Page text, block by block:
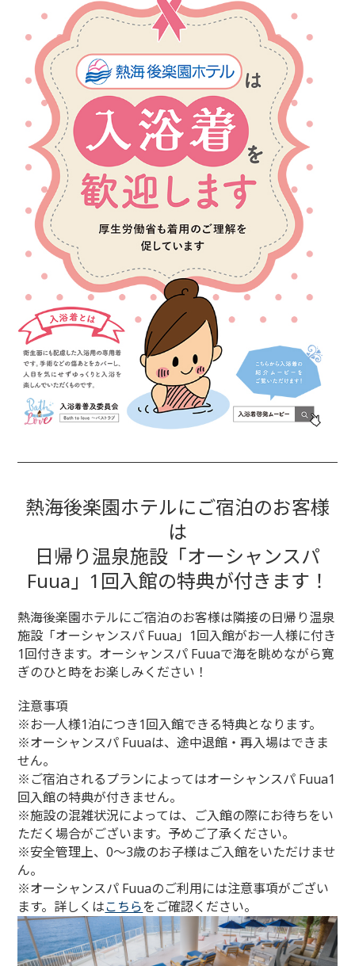
熱海後楽園ホテルにご宿泊のお客様
は
日帰り温泉施設「オーシャンスパ
Fuua」1回入館の特典が付きます！
熱海後楽園ホテルにご宿泊のお客様は隣接の日帰り温泉
施設「オーシャンスパ Fuua」1回入館がお一人様に付き
1回付きます。オーシャンスパ Fuuaで海を眺めながら寛
ぎのひと時をお楽しみください！
注意事項
※お一人様1泊につき1回入館できる特典となります。
※オーシャンスパ Fuuaは、途中退館・再入場はできま
せん。
※ご宿泊されるプランによってはオーシャンスパ Fuua1
回入館の特典が付きません。
※施設の混雑状況によっては、ご入館の際にお待ちをい
ただく場合がございます。予めご了承ください。
※安全管理上、0～3歳のお子様はご入館をいただけませ
ん。
※オーシャンスパ Fuuaのご利用には注意事項がござい
ます。詳しくはこちらをご確認ください。